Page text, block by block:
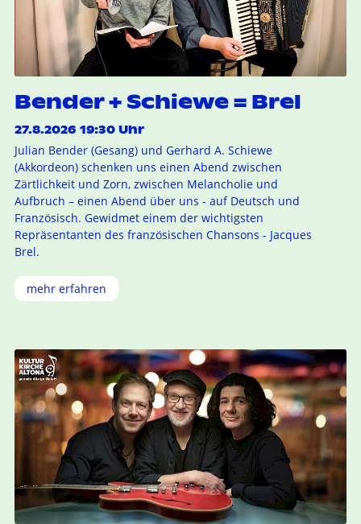
Bender + Schiewe = Brel
27.8.2026 19:30 Uhr
Julian Bender (Gesang) und Gerhard A. Schiewe
(Akkordeon) schenken uns einen Abend zwischen
Zärtlichkeit und Zorn, zwischen Melancholie und
Aufbruch – einen Abend über uns - auf Deutsch und
Französisch. Gewidmet einem der wichtigsten
Repräsentanten des französischen Chansons - Jacques
Brel.
mehr erfahren